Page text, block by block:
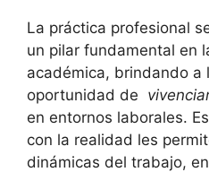
La‌ práctica profesional
un pilar fundamental en⁢
académica, ⁤brindando a
oportunidad de ‌
en entornos laborales.
con⁢ la⁤ realidad​ les
‍dinámicas del ‌trabajo,